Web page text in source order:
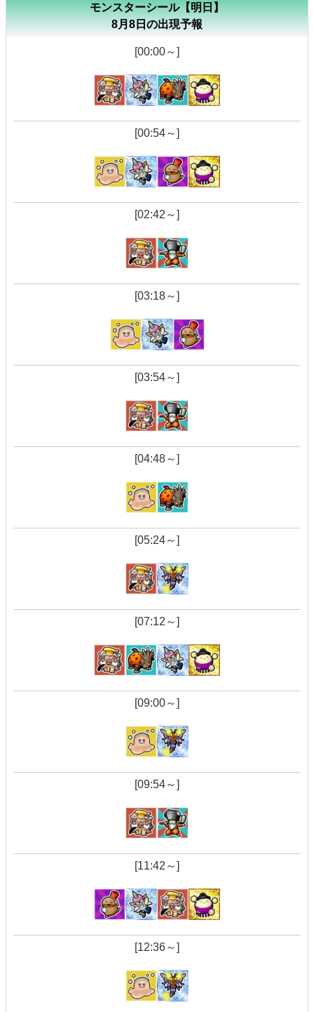
モンスターシール【明日】
8月8日の出現予報
[00:00～]
[00:54～]
[02:42～]
[03:18～]
[03:54～]
[04:48～]
[05:24～]
[07:12～]
[09:00～]
[09:54～]
[11:42～]
[12:36～]